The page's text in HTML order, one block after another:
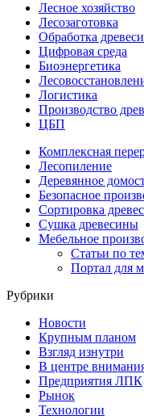
Лесное хозяйство
Лесозаготовка
Обработка
Цифровая среда
Биоэнергетика
Логистика
Производство
ЦБП
Комплексная
Лесопиление
Деревянное
Безопасное
Сортировка
Сушка древесины
Мебельное
Статьи по
Портал для
Рубрики
Новости
Крупным планом
Взгляд изнутри
В центре
Предприятия ЛПК
Рынок
Технологии